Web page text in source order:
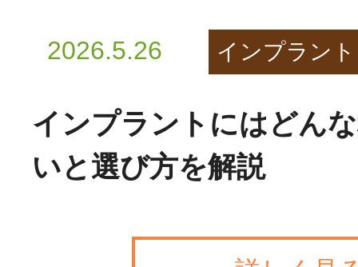
2026.5.26 インプラント
インプラントにはどん
いと選び方を解説